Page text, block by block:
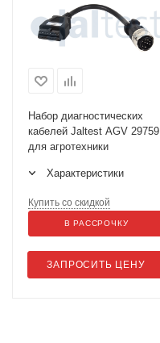
Набор диагностических
кабелей Jaltest AGV 29759
для агротехники
Характеристики
ЗАПРОСИТЬ ЦЕНУ
Купить со скидкой
В РАССРОЧКУ